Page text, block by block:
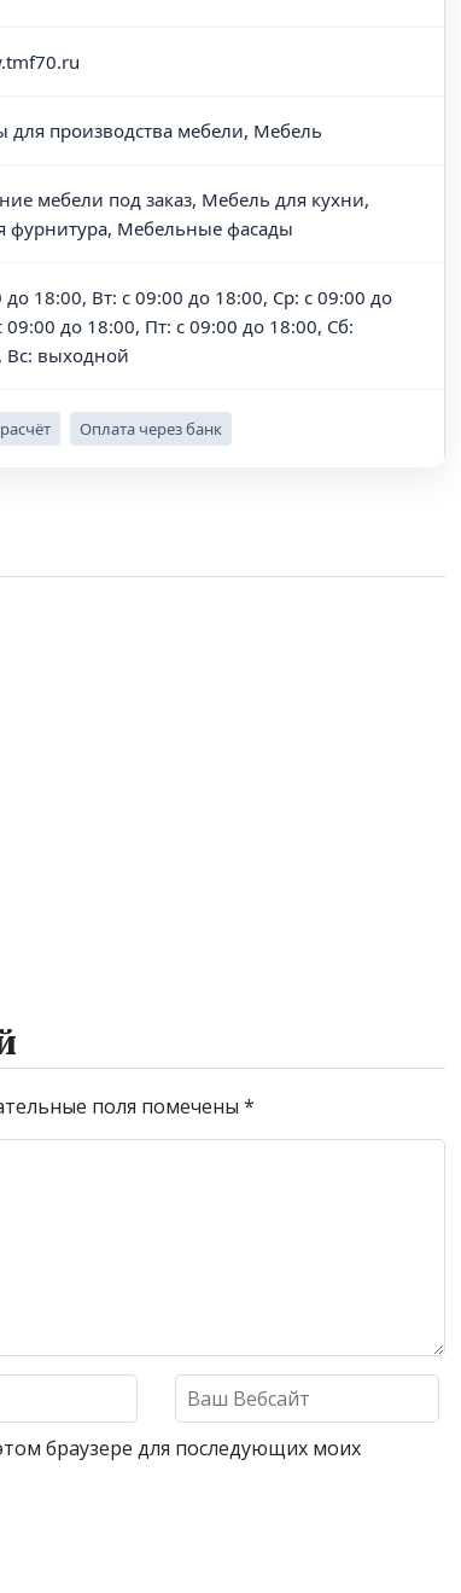
для производства мебели, Мебель
мебели под заказ, Мебель для кухни,
фурнитура, Мебельные фасады
до 18:00, Вт: с 09:00 до 18:00, Ср: с 09:00 до
09:00 до 18:00, Пт: с 09:00 до 18:00, Сб:
Вс: выходной
Оплата через банк
поля помечены *
браузере для последующих моих